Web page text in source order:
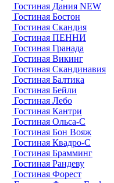
Гостиная Дания NEW
Гостиная Бостон
Гостиная Скандия
Гостиная ПЕННИ
Гостиная Гранада
Гостиная Викинг
Гостиная Скандинавия
Гостиная Балтика
Гостиная Бейли
Гостиная Лебо
Гостиная Кантри
Гостиная Ольса-С
Гостиная Бон Вояж
Гостиная Квадро-С
Гостиная Брамминг
Гостиная Рандеву
Гостиная Форест